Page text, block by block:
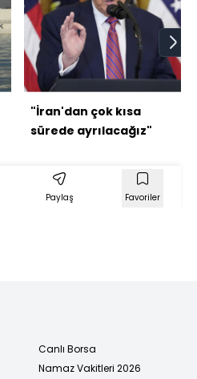
"İran'dan çok kısa
sürede ayrılacağız"
Paylaş Favoriler
Canlı Borsa
Namaz Vakitleri 2026